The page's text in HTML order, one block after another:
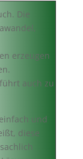
Die
erzeugen
auch zu
und
diese